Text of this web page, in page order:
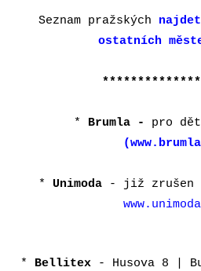
Seznam pražských
ostatních
* Brumla - pro
* Unimoda- již zrušen
* Bellitex - Husova 8 |